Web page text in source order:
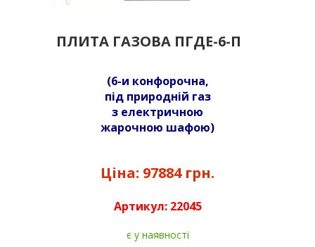
ПЛИТА ГАЗОВА ПГДЕ-6-П
(6-и конфорочна,
під природній газ
з електричною
жарочною шафою)
Ціна: 97884 грн.
Артикул: 22045
є у наявності